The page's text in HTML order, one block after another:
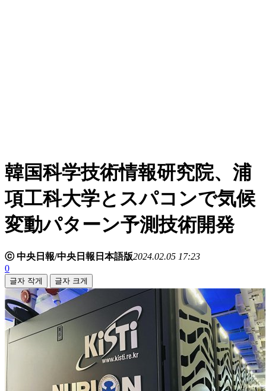
韓国科学技術情報研究院、浦
項工科大学とスパコンで気候
変動パターン予測技術開発
ⓒ 中央日報/中央日報日本語版2024.02.05 17:23
0
글자 작게 글자 크게